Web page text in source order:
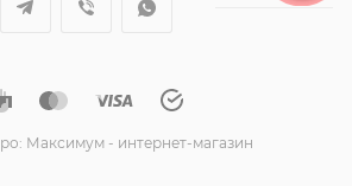
Максимум - интернет-магазин